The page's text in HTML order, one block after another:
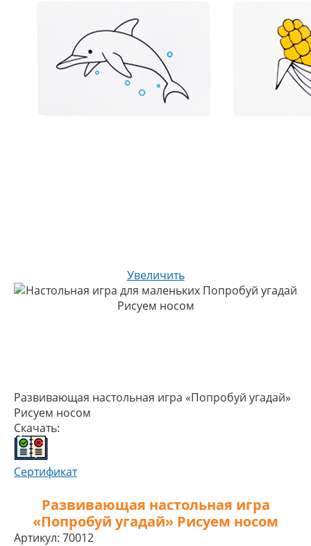
Увеличить
Развивающая настольная игра «Попробуй угадай»
Рисуем носом
Скачать:
Сертификат
Развивающая настольная игра
«Попробуй угадай» Рисуем носом
Артикул: 70012